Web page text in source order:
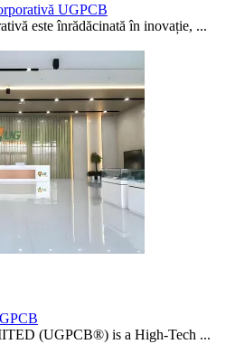
UGPCB
este înrădăcinată în inovație, ...
(UGPCB®) is a High-Tech ...